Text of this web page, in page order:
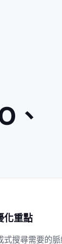
、
化重點
式搜尋需要的